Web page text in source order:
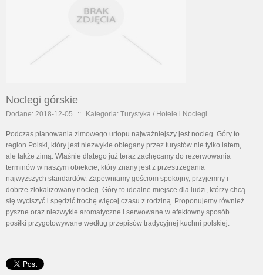
Noclegi górskie
Dodane: 2018-12-05 :: Kategoria: Turystyka / Hotele i Noclegi
Podczas planowania zimowego urlopu najważniejszy jest nocleg. Góry to
region Polski, który jest niezwykle oblegany przez turystów nie tylko latem,
ale także zimą. Właśnie dlatego już teraz zachęcamy do rezerwowania
terminów w naszym obiekcie, który znany jest z przestrzegania
najwyższych standardów. Zapewniamy gościom spokojny, przyjemny i
dobrze zlokalizowany nocleg. Góry to idealne miejsce dla ludzi, którzy chcą
się wyciszyć i spędzić trochę więcej czasu z rodziną. Proponujemy również
pyszne oraz niezwykle aromatyczne i serwowane w efektowny sposób
posiłki przygotowywane według przepisów tradycyjnej kuchni polskiej.